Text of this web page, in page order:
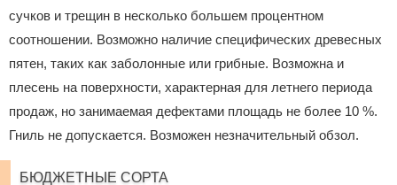
сучков и трещин в несколько большем процентном
соотношении. Возможно наличие специфических древесных
пятен, таких как заболонные или грибные. Возможна и
плесень на поверхности, характерная для летнего периода
продаж, но занимаемая дефектами площадь не более 10 %.
Гниль не допускается. Возможен незначительный обзол.
БЮДЖЕТНЫЕ СОРТА